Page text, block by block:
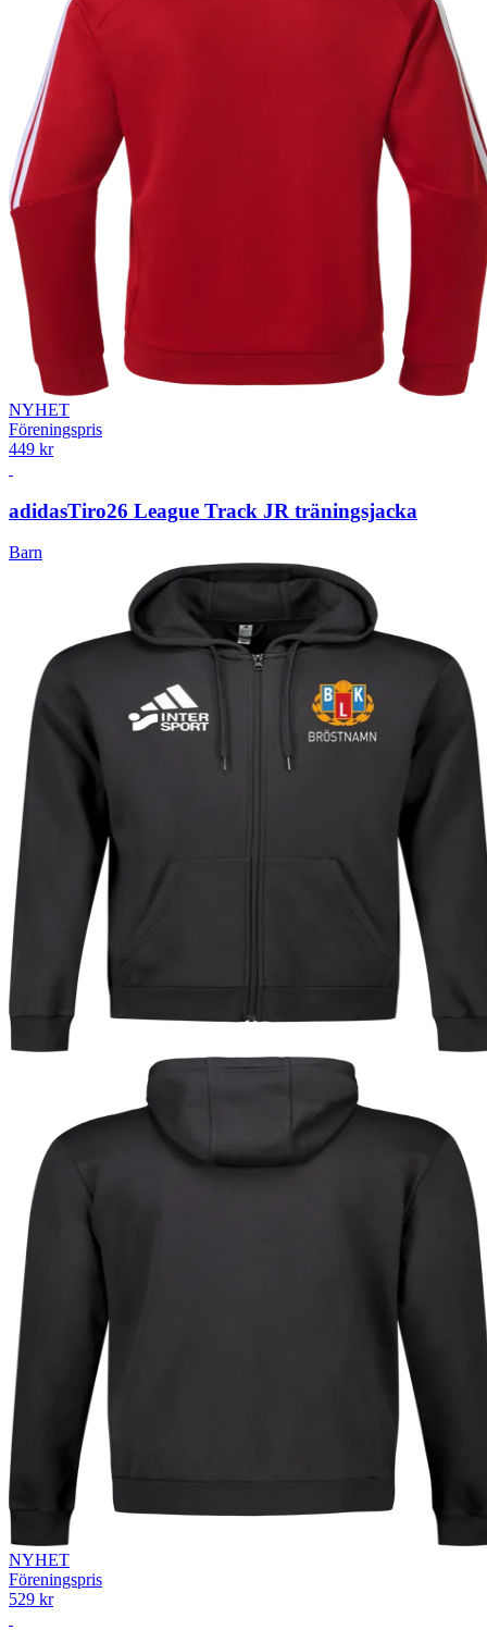
NYHET
Föreningspris
449 kr
adidasTiro26 League Track JR träningsjacka
Barn
NYHET
Föreningspris
529 kr